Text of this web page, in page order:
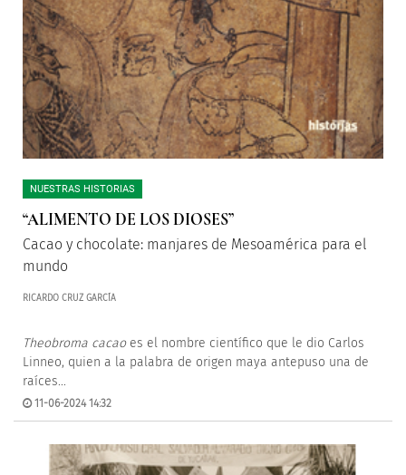
NUESTRAS HISTORIAS
“ALIMENTO DE LOS DIOSES”
Cacao y chocolate: manjares de Mesoamérica para el
mundo
RICARDO CRUZ GARCÍA
Theobroma cacaoes el nombre científico que le dio Carlos
Linneo, quien a la palabra de origen maya antepuso una de
raíces...
11-06-2024 14:32